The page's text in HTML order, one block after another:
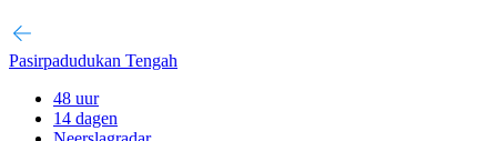
Pasirpadudukan Tengah
48 uur
14 dagen